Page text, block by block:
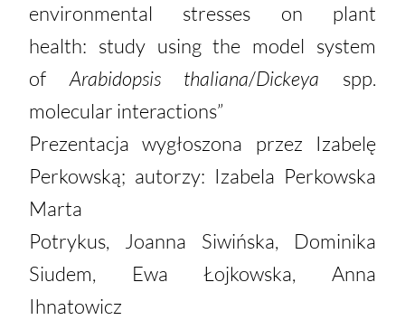
environmental stresses on plant
health: study using the model system
of Arabidopsis thaliana/Dickeya spp.
molecular interactions”
Prezentacja wygłoszona przez Izabelę
Perkowską; autorzy: Izabela Perkowska
Marta
Potrykus, Joanna Siwińska, Dominika
Siudem, Ewa Łojkowska, Anna
Ihnatowicz